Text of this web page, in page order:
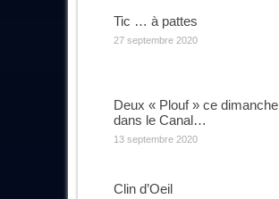
Tic … à pattes
27 septembre 2020
Deux « Plouf » ce dimanche
dans le Canal…
13 septembre 2020
Clin d’Oeil